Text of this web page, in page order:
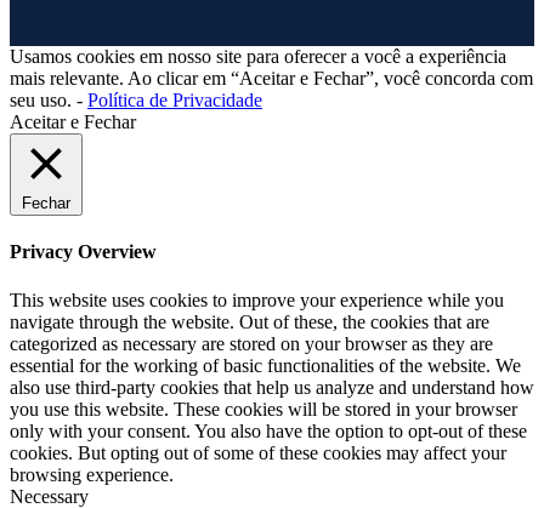
Usamos cookies em nosso site para oferecer a você a experiência
mais relevante. Ao clicar em “Aceitar e Fechar”, você concorda com
seu uso. - Política de Privacidade
Aceitar e Fechar
Fechar
Privacy Overview
This website uses cookies to improve your experience while you
navigate through the website. Out of these, the cookies that are
categorized as necessary are stored on your browser as they are
essential for the working of basic functionalities of the website. We
also use third-party cookies that help us analyze and understand how
you use this website. These cookies will be stored in your browser
only with your consent. You also have the option to opt-out of these
cookies. But opting out of some of these cookies may affect your
browsing experience.
Necessary